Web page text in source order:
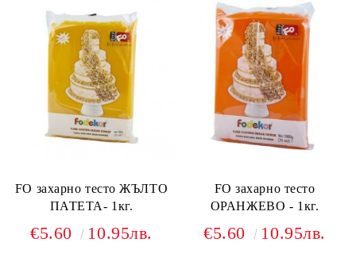
FO захарно тесто ЖЪЛТО
ПАТЕТА- 1кг.
€5.60 10.95лв.
FO захарно тесто
ОРАНЖЕВО - 1кг.
€5.60 10.95лв.